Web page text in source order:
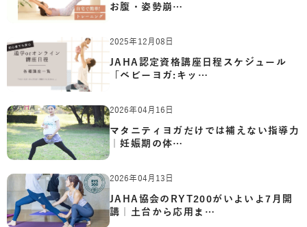
お腹・姿勢崩…
2025年12月08日
JAHA認定資格講座日程スケジュール
「ベビーヨガ:キッ…
2026年04月16日
マタニティヨガだけでは補えない指導力
｜妊娠期の体…
2026年04月13日
JAHA協会のRYT200がいよいよ7月開
講｜土台から応用ま…